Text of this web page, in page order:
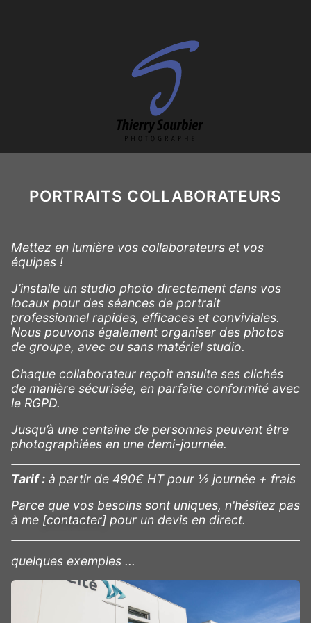
PORTRAITS COLLABORATEURS
Mettez en lumière vos collaborateurs et vos
équipes !
J’installe un studio photo directement dans vos
locaux pour des séances de portrait
professionnel rapides, efficaces et conviviales.
Nous pouvons également organiser des photos
de groupe, avec ou sans matériel studio.
Chaque collaborateur reçoit ensuite ses clichés
de manière sécurisée, en parfaite conformité avec
le RGPD.
Jusqu’à une centaine de personnes peuvent être
photographiées en une demi-journée.
Tarif : à partir de 490€ HT pour ½ journée + frais
Parce que vos besoins sont uniques, n'hésitez pas
à me [contacter] pour un devis en direct.
quelques exemples ...